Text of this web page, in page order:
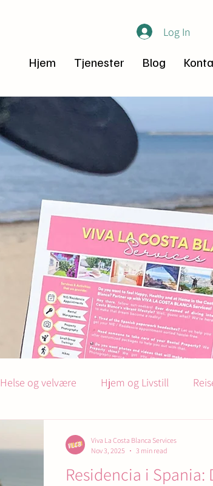
Log In
Hjem Tjenester Blog
Helse og velvære Hjem og Livstill
Residencia i
Viva La Costa Blanca Services
Nov 3, 2025
3 min read